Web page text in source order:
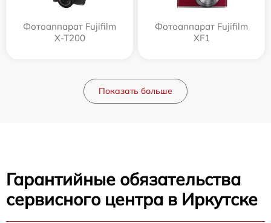
Фотоаппарат Fujifilm
X-T200
Фотоаппарат Fujifilm
XF1
Показать больше
Гарантийные обязательства
сервисного центра в Иркутске